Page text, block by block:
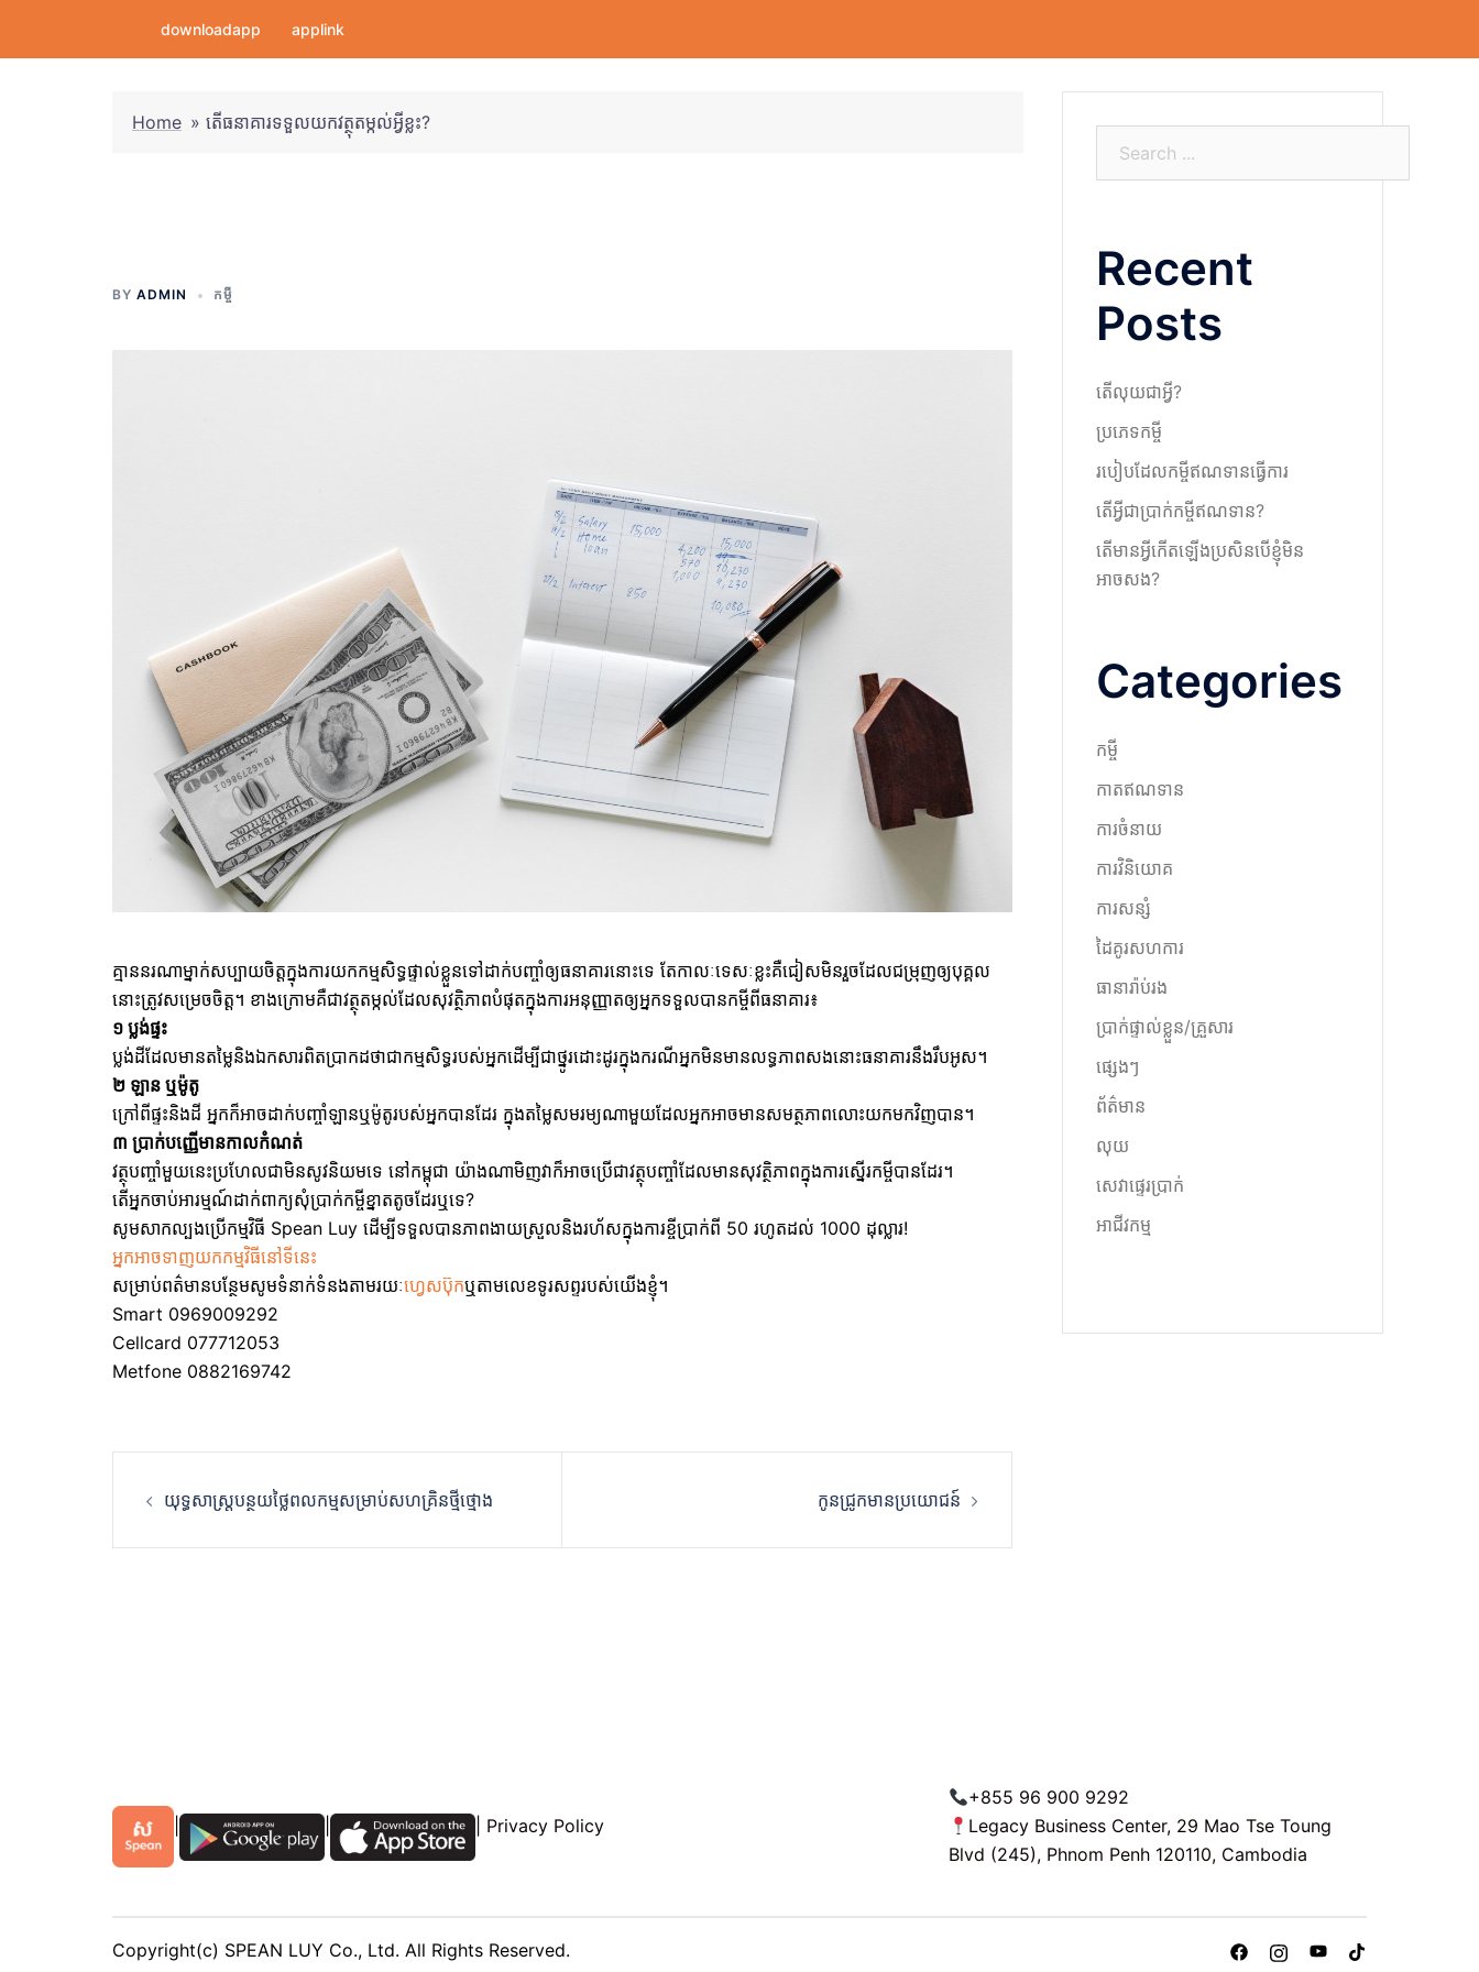
downloadapp applink
Home » តើធនាគារទទួលយកវត្ថុតម្កល់អ្វីខ្លះ?
BY ADMIN កម្ចី
គ្មាននរណាម្នាក់សប្បាយចិត្តក្នុងការយកកម្មសិទ្ធផ្ទាល់ខ្លួនទៅដាក់បញ្ចាំឲ្យធនាគារនោះទេ តែកាលៈទេសៈខ្លះគឺជៀសមិនរួចដែលជម្រុញឲ្យបុគ្គល
នោះត្រូវសម្រេចចិត្ត។ ខាងក្រោមគឺជាវត្ថុតម្កល់ដែលសុវត្ថិភាពបំផុតក្នុងការអនុញ្ញាតឲ្យអ្នកទទួលបានកម្ចីពីធនាគារ៖
១ ប្លង់ផ្ទះ
ប្លង់ដីដែលមានតម្លៃនិងឯកសារពិតប្រាកដថាជាកម្មសិទ្ធរបស់អ្នកដើម្បីជាថ្នូរដោះដូរក្នុងករណីអ្នកមិនមានលទ្ធភាពសងនោះធនាគារនឹងរឹបអូស។
២ ឡាន ឬម៉ូតូ
ក្រៅពីផ្ទះនិងដី​ អ្នកក៏អាចដាក់បញ្ចាំឡានឬម៉ូតូរបស់អ្នកបានដែរ ក្នុងតម្លៃសមរម្យណាមួយដែលអ្នកអាចមានសមត្ថភាពលោះយកមកវិញបាន។
៣ ប្រាក់បញ្ញើមានកាលកំណត់
វត្ថុបញ្ចាំមួយនេះប្រហែលជាមិនសូវនិយមទេ នៅកម្ពុជា យ៉ាងណាមិញវាក៏អាចប្រើជាវត្ថុបញ្ចាំដែលមានសុវត្ថិភាពក្នុងការស្នើរកម្ចីបានដែរ។
តើអ្នកចាប់អារម្មណ៍ដាក់ពាក្យសុំប្រាក់កម្ចីខ្នាតតូចដែរឬទេ?
សូមសាកល្បងប្រើកម្មវិធី Spean Luy ដើម្បីទទួលបានភាពងាយស្រួលនិងរហ័សក្នុងការខ្ចីប្រាក់ពី 50 រហូតដល់ 1000 ដុល្លារ!
អ្នកអាចទាញយកកម្មវិធីនៅទីនេះ
សម្រាប់ពត៌មានបន្ថែមសូមទំនាក់ទំនងតាមរយៈហ្វេសប៊ុកឬតាមលេខទូរសព្ទរបស់យើងខ្ញុំ។
Smart 0969009292
Cellcard 077712053
Metfone 0882169742
navigation
យុទ្ធសាស្រ្តបន្ថយថ្លៃពលកម្មសម្រាប់សហគ្រិនថ្មីថ្មោង កូនជ្រូកមានប្រយោជន៍
c
h
Recent
Posts
តើលុយជាអ្វី?
ប្រភេទកម្ចី
របៀបដែលកម្ចីឥណទានធ្វើការ
តើអ្វីជាប្រាក់កម្ចីឥណទាន?
តើមានអ្វីកើតឡើងប្រសិនបើខ្ញុំមិន
អាចសង?
Categories
កម្ចី
កាតឥណទាន
ការចំនាយ
ការវិនិយោគ
ការសន្សំ
ដៃគូរសហការ
ធានារ៉ាប់រង
ប្រាក់ផ្ទាល់ខ្លួន/គ្រួសារ
ផ្សេងៗ
ព័ត៌មាន
លុយ
សេវាផ្ទេរប្រាក់
អាជីវកម្ម
Privacy Policy
+855 96 900 9292
Legacy Business Center, 29 Mao Tse Toung
Blvd (245), Phnom Penh 120110, Cambodia
Copyright(c) SPEAN LUY Co., Ltd. All Rights Reserved.